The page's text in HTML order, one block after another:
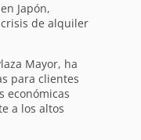
Japón,
de alquiler
Mayor, ha
para clientes
económicas
a los altos